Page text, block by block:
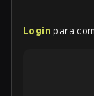
Login para